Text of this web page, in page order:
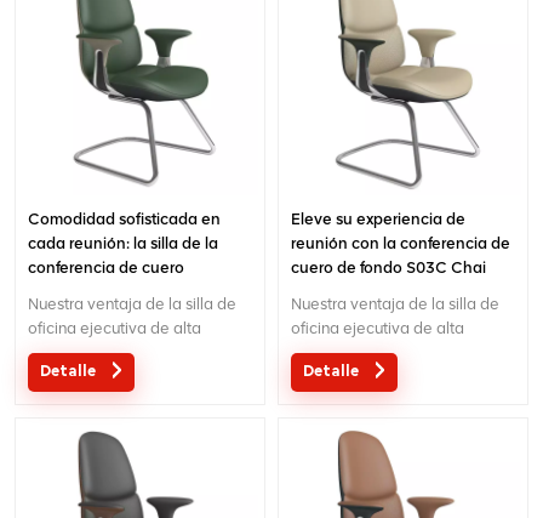
Comodidad sofisticada en
cada reunión: la silla de la
conferencia de cuero
espalda S03C
Nuestra ventaja de la silla de
oficina ejecutiva de alta
gama:Diseño original con
patente en China; Ergonómico
Garantía de 5 años;
Detalle
Eleve su experiencia de
reunión con la conferencia de
cuero de fondo S03C Chai
Nuestra ventaja de la silla de
oficina ejecutiva de alta
gama:Diseño original con
patente en China; Ergonómico
Garantía de 5 años;
Detalle